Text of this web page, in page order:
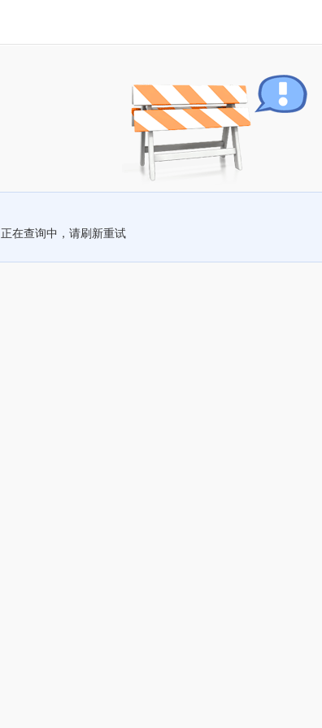
正在查询中，请刷新重试